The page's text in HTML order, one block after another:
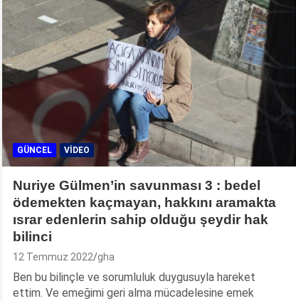
GÜNCEL VIDEO
Nuriye Gülmen’in savunması 3 : bedel
ödemekten kaçmayan, hakkını aramakta
ısrar edenlerin sahip olduğu şeydir hak
bilinci
12 Temmuz 2022 gha
Ben bu bilinçle ve sorumluluk duygusuyla hareket
ettim. Ve emeğimi geri alma mücadelesine emek